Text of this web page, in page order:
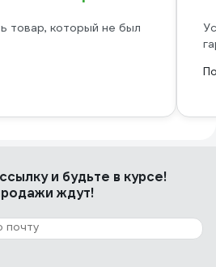
товар, который не был
и будьте в курсе!
ждут!